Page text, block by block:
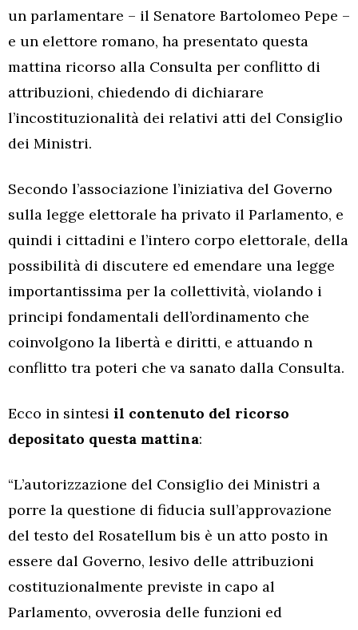
un parlamentare – il Senatore Bartolomeo Pepe –
e un elettore romano, ha presentato questa
mattina ricorso alla Consulta per conflitto di
attribuzioni, chiedendo di dichiarare
l’incostituzionalità dei relativi atti del Consiglio
dei Ministri.
Secondo l’associazione l’iniziativa del Governo
sulla legge elettorale ha privato il Parlamento, e
quindi i cittadini e l’intero corpo elettorale, della
possibilità di discutere ed emendare una legge
importantissima per la collettività, violando i
principi fondamentali dell’ordinamento che
coinvolgono la libertà e diritti, e attuando n
conflitto tra poteri che va sanato dalla Consulta.
Ecco in sintesi il contenuto del ricorso
depositato questa mattina:
“L’autorizzazione del Consiglio dei Ministri a
porre la questione di fiducia sull’approvazione
del testo del Rosatellum bis è un atto posto in
essere dal Governo, lesivo delle attribuzioni
costituzionalmente previste in capo al
Parlamento, ovverosia delle funzioni ed